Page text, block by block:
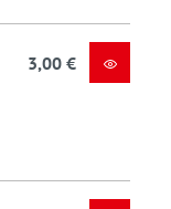
3,00 €